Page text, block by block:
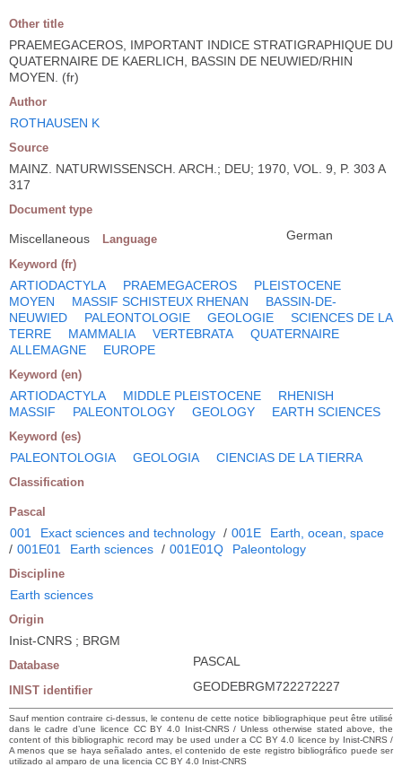
Other title
PRAEMEGACEROS, IMPORTANT INDICE STRATIGRAPHIQUE DU
QUATERNAIRE DE KAERLICH, BASSIN DE NEUWIED/RHIN
MOYEN. (fr)
Author
ROTHAUSEN K
Source
MAINZ. NATURWISSENSCH. ARCH.; DEU; 1970, VOL. 9, P. 303 A
317
Document type
Miscellaneous Language German
Keyword (fr)
ARTIODACTYLA PRAEMEGACEROS
PLEISTOCENE
MOYEN
MASSIF SCHISTEUX RHENAN
BASSIN-DE-
NEUWIED
PALEONTOLOGIE GEOLOGIE
SCIENCES DE LA
TERRE
MAMMALIA VERTEBRATA
QUATERNAIRE
ALLEMAGNE
EUROPE
Keyword (en)
ARTIODACTYLA MIDDLE PLEISTOCENE
RHENISH
MASSIF
PALEONTOLOGY GEOLOGY EARTH SCIENCES
Keyword (es)
PALEONTOLOGIA GEOLOGIA CIENCIAS DE LA TIERRA
Classification
Pascal
001 Exact sciences and technology / 001E
Earth, ocean, space
/ 001E01 Earth sciences / 001E01Q Paleontology
Discipline
Earth sciences
Origin
Inist-CNRS ; BRGM
Database PASCAL
INIST identifier GEODEBRGM722272227
Sauf mention contraire ci-dessus, le contenu de cette notice bibliographique peut être utilisé
dans le cadre d’une licence CC BY 4.0 Inist-CNRS / Unless otherwise stated above, the
content of this bibliographic record may be used under a CC BY 4.0 licence by Inist-CNRS /
A menos que se haya señalado antes, el contenido de este registro bibliográfico puede ser
utilizado al amparo de una licencia CC BY 4.0 Inist-CNRS